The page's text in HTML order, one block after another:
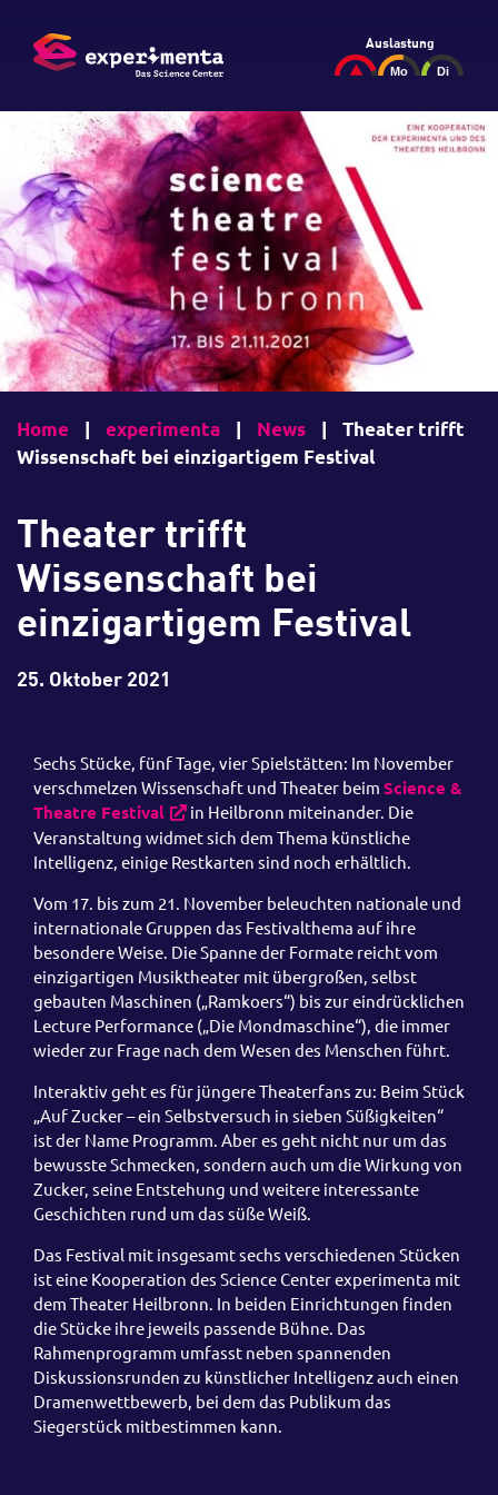
Auslastung
Home | experimenta | News |
Theater trifft
Wissenschaft bei einzigartigem Festival
Theater trifft
Wissenschaft bei
einzigartigem Festival
25. Oktober 2021
Sechs Stücke, fünf Tage, vier Spielstätten: Im November
verschmelzen Wissenschaft und Theater beim Science &
Theatre Festival
in Heilbronn miteinander. Die
Veranstaltung widmet sich dem Thema künstliche
Intelligenz, einige Restkarten sind noch erhältlich.
Vom 17. bis zum 21. November beleuchten nationale und
internationale Gruppen das Festivalthema auf ihre
besondere Weise. Die Spanne der Formate reicht vom
einzigartigen Musiktheater mit übergroßen, selbst
gebauten Maschinen („Ramkoers“) bis zur eindrücklichen
Lecture Performance („Die Mondmaschine“), die immer
wieder zur Frage nach dem Wesen des Menschen führt.
Interaktiv geht es für jüngere Theaterfans zu: Beim Stück
„Auf Zucker – ein Selbstversuch in sieben Süßigkeiten“
ist der Name Programm. Aber es geht nicht nur um das
bewusste Schmecken, sondern auch um die Wirkung von
Zucker, seine Entstehung und weitere interessante
Geschichten rund um das süße Weiß.
Das Festival mit insgesamt sechs verschiedenen Stücken
ist eine Kooperation des Science Center experimenta mit
dem Theater Heilbronn. In beiden Einrichtungen finden
die Stücke ihre jeweils passende Bühne. Das
Rahmenprogramm umfasst neben spannenden
Diskussionsrunden zu künstlicher Intelligenz auch einen
Dramenwettbewerb, bei dem das Publikum das
Siegerstück mitbestimmen kann.